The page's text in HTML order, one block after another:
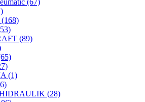
(67)
(168)
(89)
(1)
(28)